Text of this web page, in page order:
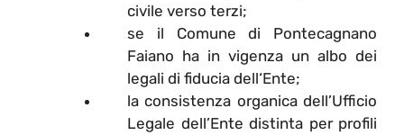
civile verso terzi;
se il Comune di Pontecagnano
Faiano ha in vigenza un albo dei
legali di fiducia dell‘Ente;
la consistenza organica dell’Ufficio
Legale dell’Ente distinta per profili